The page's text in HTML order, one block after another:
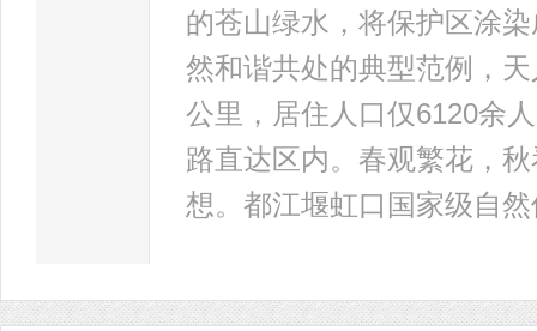
的苍山绿水，将保护区涂
然和谐共处的典型范例，
公里，居住人口仅6120余
路直达区内。春观繁花，
想。都江堰虹口国家级自